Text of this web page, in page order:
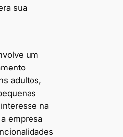
sua
um
adultos,
na
empresa